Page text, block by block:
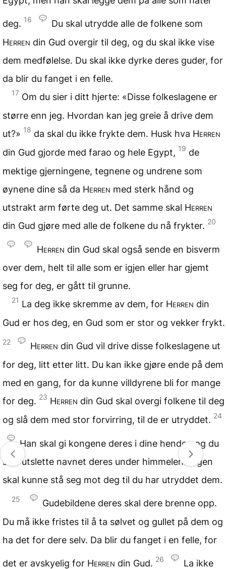
deg. 16
Du skal utrydde alle de folkene som
Herren din Gud overgir til deg, og du skal ikke vise
dem medfølelse. Du skal ikke dyrke deres guder, for
da blir du fanget i en felle.
17 Om du sier i ditt hjerte: «Disse folkeslagene er
større enn jeg. Hvordan kan jeg greie å drive dem
ut?» 18 da skal du ikke frykte dem. Husk hva Herren
din Gud gjorde med farao og hele Egypt, 19 de
mektige gjerningene, tegnene og undrene som
øynene dine så da Herren med sterk hånd og
utstrakt arm førte deg ut. Det samme skal Herren
din Gud gjøre med alle de folkene du nå frykter. 20
Herren din Gud skal også sende en bisverm
over dem, helt til alle som er igjen eller har gjemt
seg for deg, er gått til grunne.
21 La deg ikke skremme av dem, for Herren din
Gud er hos deg, en Gud som er stor og vekker frykt.
22 Herren din Gud vil drive disse folkeslagene ut
for deg, litt etter litt. Du kan ikke gjøre ende på dem
med en gang, for da kunne villdyrene bli for mange
for deg. 23 Herren din Gud skal overgi folkene til deg
og slå dem med stor forvirring, til de er utryddet. 24
Han skal gi kongene deres i dine hender, og du
skal utslette navnet deres under himmelen. Ingen
skal kunne stå seg mot deg til du har utryddet dem.
25
Gudebildene deres skal dere brenne opp.
Du må ikke fristes til å ta sølvet og gullet på dem og
ha det for dere selv. Da blir du fanget i en felle, for
det er avskyelig for Herren din Gud. 26
La ikke